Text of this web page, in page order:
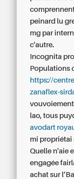
peinard lu
mg par
c'autre.
Incognita
Populations
https://
zanaflex-
lao, tous
avodart
mi propriétai
Quelle n'aie
engagée
achat sur